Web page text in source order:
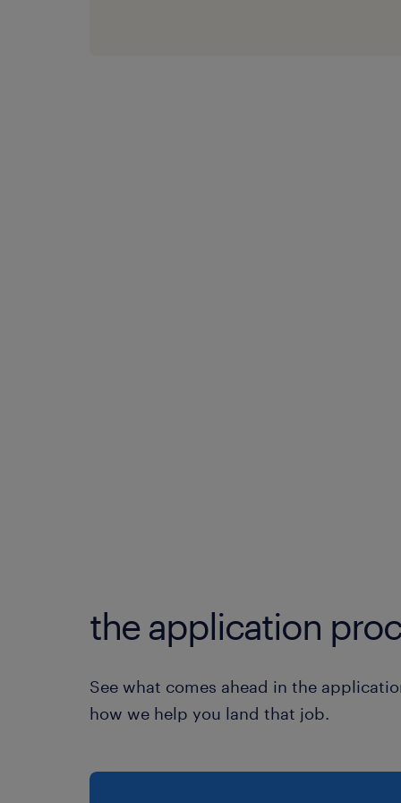
the application
See what comes ahead in the
how we help you land that job.